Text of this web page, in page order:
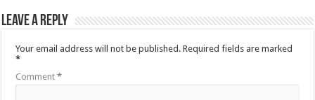
Leave a Reply
Your email address will not be published. Required fields are marked
*
Comment*